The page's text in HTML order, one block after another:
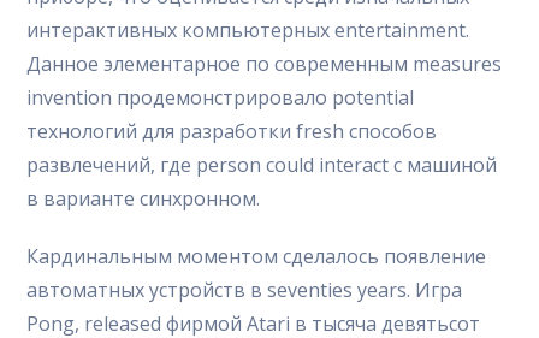
интерактивных компьютерных entertainment.
Данное элементарное по современным measures
invention продемонстрировало potential
технологий для разработки fresh способов
развлечений, где person could interact с машиной
в варианте синхронном.
Кардинальным моментом сделалось появление
автоматных устройств в seventies years. Игра
Pong, released фирмой Atari в тысяча девятьсот